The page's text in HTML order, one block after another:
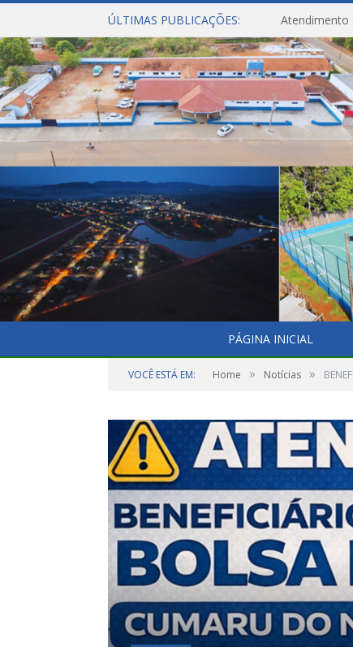
ÚLTIMAS PUBLICAÇÕES: Atendimento
PÁGINA INICIAL
VOCÊ ESTÁ EM: Home » Notícias »